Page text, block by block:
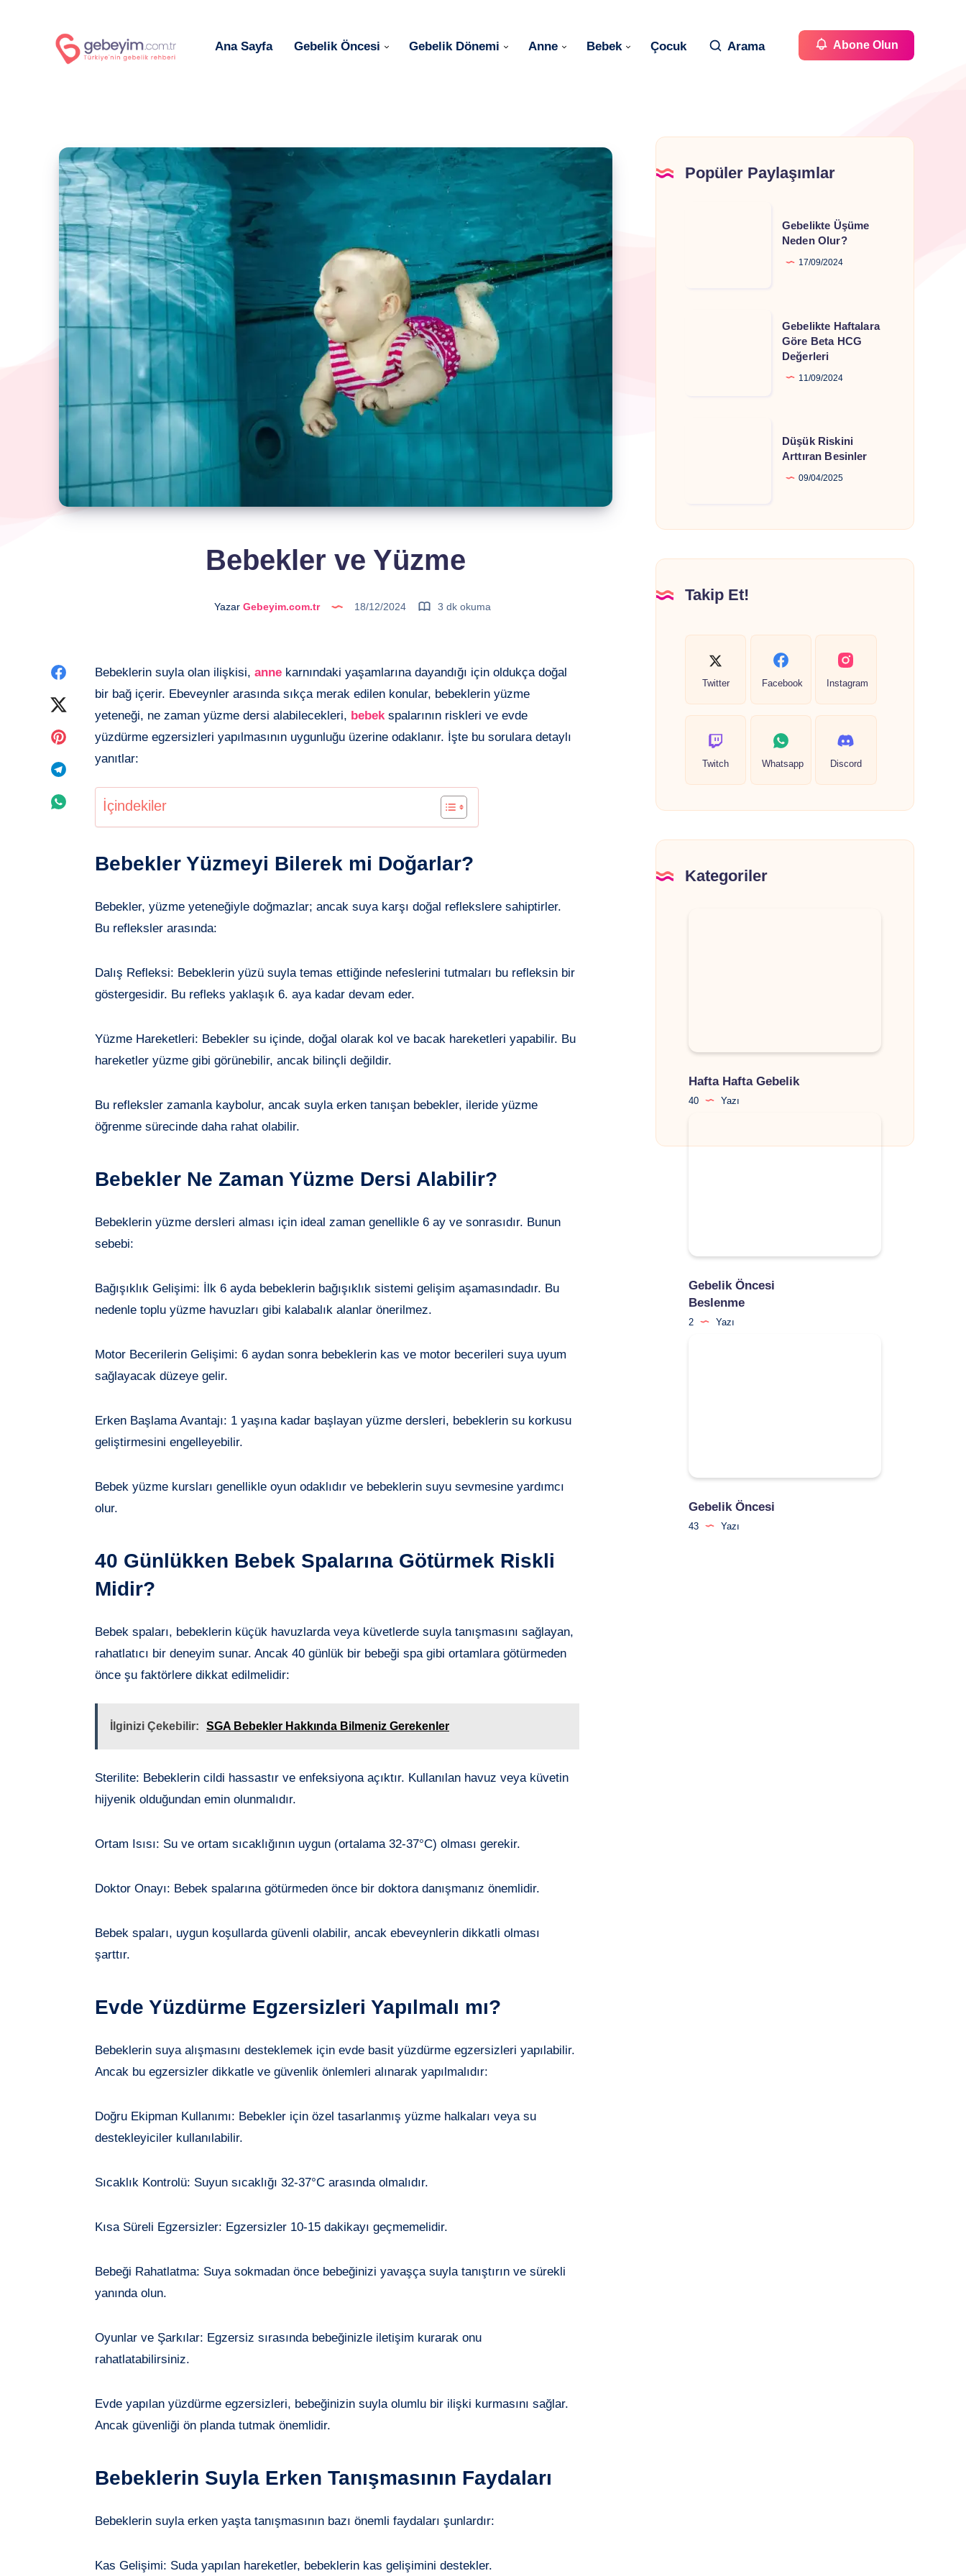
Ana Sayfa Gebelik Öncesi Gebelik Dönemi Anne Bebek Çocuk Arama Abone Olun
Bebekler ve Yüzme
YazarGebeyim.com.tr 18/12/2024 3 dk okuma
Facebook'de
paylaşın
paylaşın
Pinterest'de
paylaşın
Telegram'de
paylaşın
Whatsapp'de
paylaşın
Bebeklerin suyla olan ilişkisi, anne karnındaki yaşamlarına dayandığı için oldukça doğal
bir bağ içerir. Ebeveynler arasında sıkça merak edilen konular, bebeklerin yüzme
yeteneği, ne zaman yüzme dersi alabilecekleri, bebek spalarının riskleri ve evde
yüzdürme egzersizleri yapılmasının uygunluğu üzerine odaklanır. İşte bu sorulara detaylı
yanıtlar:
İçindekiler
Bebekler Yüzmeyi Bilerek mi Doğarlar?
Bebekler, yüzme yeteneğiyle doğmazlar; ancak suya karşı doğal reflekslere sahiptirler.
Bu refleksler arasında:
Dalış Refleksi: Bebeklerin yüzü suyla temas ettiğinde nefeslerini tutmaları bu refleksin bir
göstergesidir. Bu refleks yaklaşık 6. aya kadar devam eder.
Yüzme Hareketleri: Bebekler su içinde, doğal olarak kol ve bacak hareketleri yapabilir. Bu
hareketler yüzme gibi görünebilir, ancak bilinçli değildir.
Bu refleksler zamanla kaybolur, ancak suyla erken tanışan bebekler, ileride yüzme
öğrenme sürecinde daha rahat olabilir.
Bebekler Ne Zaman Yüzme Dersi Alabilir?
Bebeklerin yüzme dersleri alması için ideal zaman genellikle 6 ay ve sonrasıdır. Bunun
sebebi:
Bağışıklık Gelişimi: İlk 6 ayda bebeklerin bağışıklık sistemi gelişim aşamasındadır. Bu
nedenle toplu yüzme havuzları gibi kalabalık alanlar önerilmez.
Motor Becerilerin Gelişimi: 6 aydan sonra bebeklerin kas ve motor becerileri suya uyum
sağlayacak düzeye gelir.
Erken Başlama Avantajı: 1 yaşına kadar başlayan yüzme dersleri, bebeklerin su korkusu
geliştirmesini engelleyebilir.
Bebek yüzme kursları genellikle oyun odaklıdır ve bebeklerin suyu sevmesine yardımcı
olur.
40 Günlükken Bebek Spalarına Götürmek Riskli
Midir?
Bebek spaları, bebeklerin küçük havuzlarda veya küvetlerde suyla tanışmasını sağlayan,
rahatlatıcı bir deneyim sunar. Ancak 40 günlük bir bebeği spa gibi ortamlara götürmeden
önce şu faktörlere dikkat edilmelidir:
İlginizi Çekebilir: SGA Bebekler Hakkında Bilmeniz Gerekenler
Sterilite: Bebeklerin cildi hassastır ve enfeksiyona açıktır. Kullanılan havuz veya küvetin
hijyenik olduğundan emin olunmalıdır.
Ortam Isısı: Su ve ortam sıcaklığının uygun (ortalama 32-37°C) olması gerekir.
Doktor Onayı: Bebek spalarına götürmeden önce bir doktora danışmanız önemlidir.
Bebek spaları, uygun koşullarda güvenli olabilir, ancak ebeveynlerin dikkatli olması
şarttır.
Evde Yüzdürme Egzersizleri Yapılmalı mı?
Bebeklerin suya alışmasını desteklemek için evde basit yüzdürme egzersizleri yapılabilir.
Ancak bu egzersizler dikkatle ve güvenlik önlemleri alınarak yapılmalıdır:
Doğru Ekipman Kullanımı: Bebekler için özel tasarlanmış yüzme halkaları veya su
destekleyiciler kullanılabilir.
Sıcaklık Kontrolü: Suyun sıcaklığı 32-37°C arasında olmalıdır.
Kısa Süreli Egzersizler: Egzersizler 10-15 dakikayı geçmemelidir.
Bebeği Rahatlatma: Suya sokmadan önce bebeğinizi yavaşça suyla tanıştırın ve sürekli
yanında olun.
Oyunlar ve Şarkılar: Egzersiz sırasında bebeğinizle iletişim kurarak onu
rahatlatabilirsiniz.
Evde yapılan yüzdürme egzersizleri, bebeğinizin suyla olumlu bir ilişki kurmasını sağlar.
Ancak güvenliği ön planda tutmak önemlidir.
Bebeklerin Suyla Erken Tanışmasının Faydaları
Bebeklerin suyla erken yaşta tanışmasının bazı önemli faydaları şunlardır:
Kas Gelişimi: Suda yapılan hareketler, bebeklerin kas gelişimini destekler.
Popüler Paylaşımlar
Gebelikte Üşüme
Neden Olur?
17/09/2024
Gebelikte Haftalara
Göre Beta HCG
Değerleri
11/09/2024
Düşük Riskini
Arttıran Besinler
09/04/2025
Takip Et!
Twitter Facebook Instagram
Twitch Whatsapp Discord
Kategoriler
Hafta Hafta Gebelik
40 Yazı
Gebelik Öncesi
Beslenme
2 Yazı
Gebelik Öncesi
43 Yazı